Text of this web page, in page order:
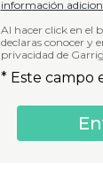
información
Al hacer click en el
declaras conocer y
privacidad de
* Este campo